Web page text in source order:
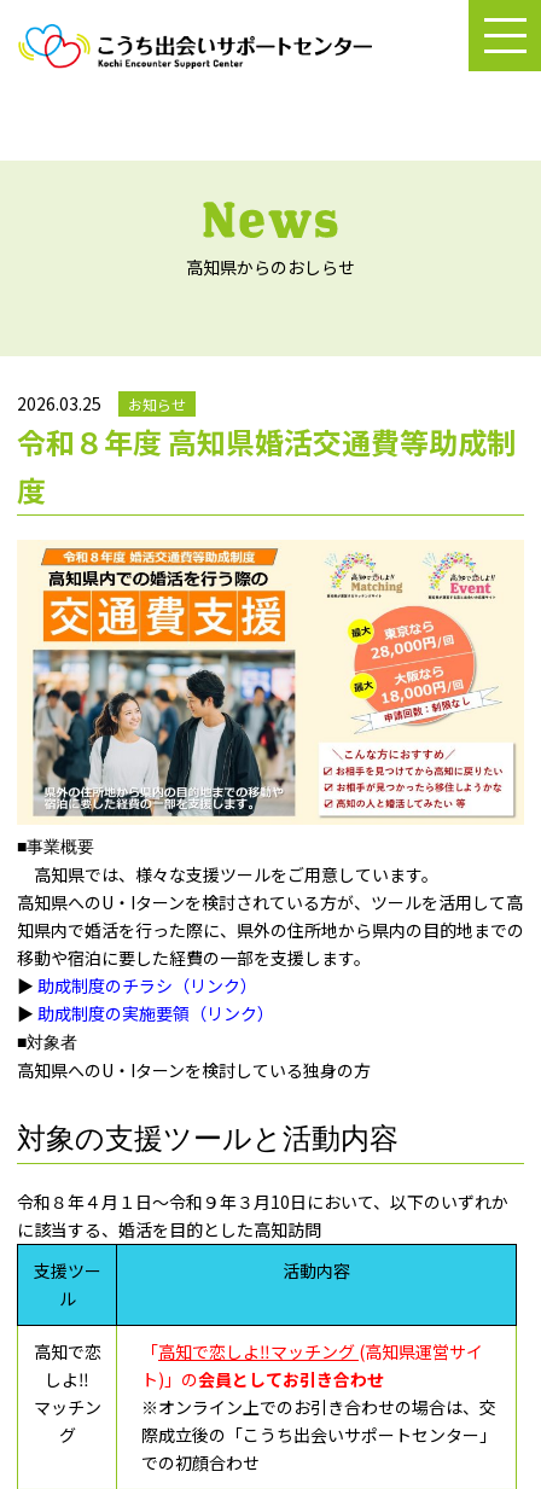
高知県からのおしらせ
2026.03.25 お知らせ
令和８年度 高知県婚活交通費等助成制
度
■事業概要
高知県では、様々な支援ツールをご用意しています。
高知県へのU・Iターンを検討されている方が、ツールを活用して高
知県内で婚活を行った際に、県外の住所地から県内の目的地までの
移動や宿泊に要した経費の一部を支援します。
▶ 助成制度のチラシ（リンク）
▶ 助成制度の実施要領（リンク）
■対象者
高知県へのU・Iターンを検討している独身の方
対象の支援ツールと活動内容
令和８年４月１日～令和９年３月10日において、以下のいずれか
に該当する、婚活を目的とした高知訪問
支援ツー
ル
活動内容
高知で恋
しよ‼
マッチン
グ
「高知で恋しよ‼マッチング (高知県運営サイ
ト)」の会員としてお引き合わせ
※オンライン上でのお引き合わせの場合は、交
際成立後の「こうち出会いサポートセンター」
での初顔合わせ